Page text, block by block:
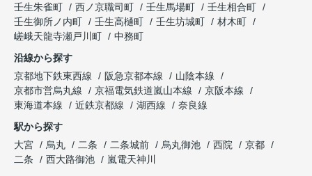
壬生朱雀町
西ノ京職司町 壬生馬場町
壬生相合町
壬生御所ノ内町
壬生高樋町 壬生坊城町
材木町
嵯峨天龍寺瀬戸川町
中務町
沿線から探す
京都地下鉄東西線
阪急京都本線
山陰本線
京都市営烏丸線
京福電気鉄道嵐山本線
京阪本線
東海道本線
近鉄京都線 湖西線
奈良線
駅から探す
大宮
烏丸 二条 二条城前 烏丸御池 西院
京都
二条
西大路御池 嵐電天神川